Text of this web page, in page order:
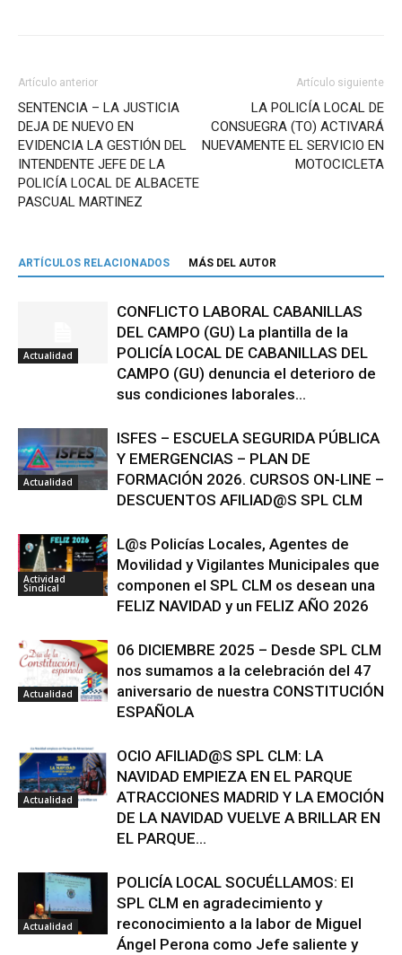
Artículo anterior
SENTENCIA – LA JUSTICIA
DEJA DE NUEVO EN
EVIDENCIA LA GESTIÓN DEL
INTENDENTE JEFE DE LA
POLICÍA LOCAL DE ALBACETE
PASCUAL MARTINEZ
Artículo siguiente
LA POLICÍA LOCAL DE
CONSUEGRA (TO) ACTIVARÁ
NUEVAMENTE EL SERVICIO EN
MOTOCICLETA
ARTÍCULOS RELACIONADOS MÁS DEL AUTOR
Actualidad
CONFLICTO LABORAL CABANILLAS
DEL CAMPO (GU) La plantilla de la
POLICÍA LOCAL DE CABANILLAS DEL
CAMPO (GU) denuncia el deterioro de
sus condiciones laborales...
Actualidad
ISFES – ESCUELA SEGURIDA PÚBLICA
Y EMERGENCIAS – PLAN DE
FORMACIÓN 2026. CURSOS ON-LINE –
DESCUENTOS AFILIAD@S SPL CLM
Actividad
Sindical
L@s Policías Locales, Agentes de
Movilidad y Vigilantes Municipales que
componen el SPL CLM os desean una
FELIZ NAVIDAD y un FELIZ AÑO 2026
Actualidad
06 DICIEMBRE 2025 – Desde SPL CLM
nos sumamos a la celebración del 47
aniversario de nuestra CONSTITUCIÓN
ESPAÑOLA
Actualidad
OCIO AFILIAD@S SPL CLM: LA
NAVIDAD EMPIEZA EN EL PARQUE
ATRACCIONES MADRID Y LA EMOCIÓN
DE LA NAVIDAD VUELVE A BRILLAR EN
EL PARQUE...
Actualidad
POLICÍA LOCAL SOCUÉLLAMOS: El
SPL CLM en agradecimiento y
reconocimiento a la labor de Miguel
Ángel Perona como Jefe saliente y